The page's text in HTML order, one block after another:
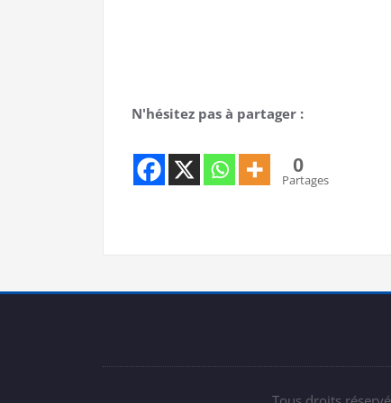
N'hésitez pas à partager :
0
Partages